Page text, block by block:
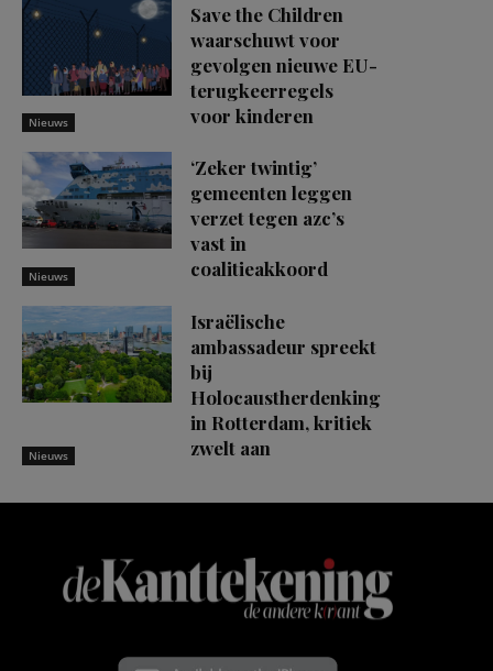
Nieuws
Save the Children
waarschuwt voor
gevolgen nieuwe EU-
terugkeerregels
voor kinderen
Nieuws
‘Zeker twintig’
gemeenten leggen
verzet tegen azc’s
vast in
coalitieakkoord
Nieuws
Israëlische
ambassadeur spreekt
bij
Holocaustherdenking
in Rotterdam, kritiek
zwelt aan